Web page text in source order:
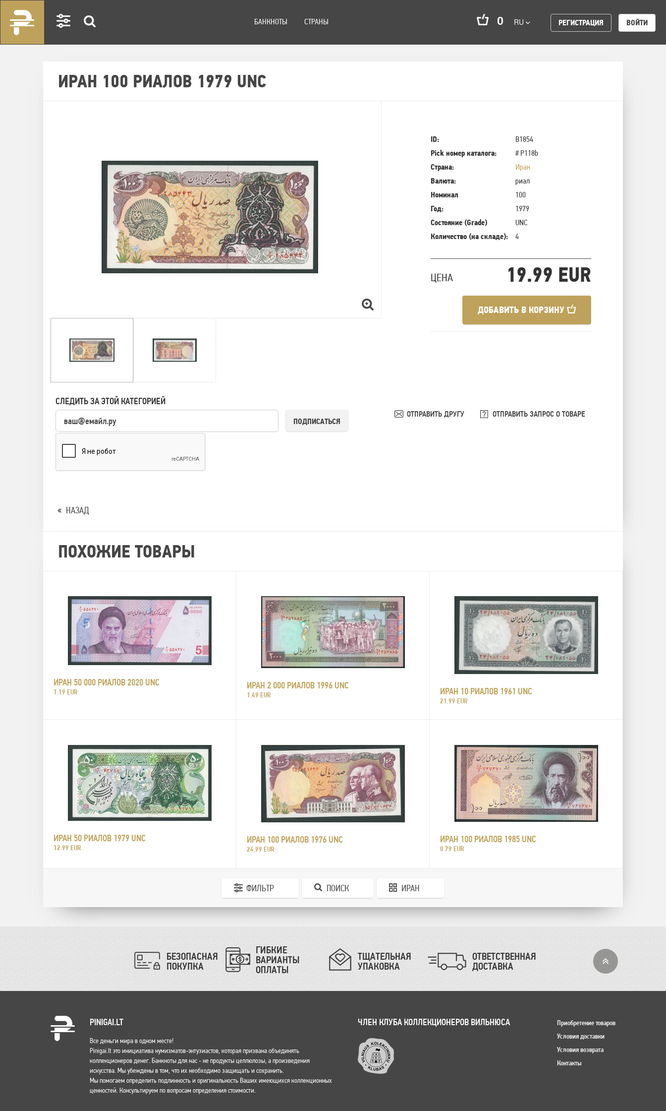
БАНКНОТЫ СТРАНЫ 0 RU РЕГИСТРАЦИЯ ВОЙТИ
ИРАН 100 РИАЛОВ 1979 UNC
ID:
B1854
Pick номер каталога:
# P118b
Страна:
Иран
Валюта:
риал
Номинал
100
Год:
1979
Состояние (Grade)
UNC
Количество (на складе):
4
ЦЕНА 19.99 EUR
ДОБАВИТЬ В КОРЗИНУ
СЛЕДИТЬ ЗА ЭТОЙ КАТЕГОРИЕЙ
ПОДПИСАТЬСЯ
ОТПРАВИТЬ ДРУГУ ОТПРАВИТЬ ЗАПРОС О ТОВАРЕ
НАЗАД
ПОХОЖИЕ ТОВАРЫ
ИРАН 50 000 РИАЛОВ 2020 UNC
1.19 EUR
ИРАН 2 000 РИАЛОВ 1996 UNC
1.49 EUR ИРАН 10 РИАЛОВ 1961 UNC
21.99 EUR
ИРАН 50 РИАЛОВ 1979 UNC
12.99 EUR
ИРАН 100 РИАЛОВ 1976 UNC
24.99 EUR
ИРАН 100 РИАЛОВ 1985 UNC
0.79 EUR
ФИЛЬТР ПОИСК ИРАН
БЕЗОПАСНАЯ
ПОКУПКА
ГИБКИЕ
ВАРИАНТЫ
ОПЛАТЫ
ТЩАТЕЛЬНАЯ
УПАКОВКА
ОТВЕТСТВЕННАЯ
ДОСТАВКА
PINIGAI.LT
Все деньги мира в одном месте!
Pinigai.lt это инициатива нумизматов-энтузиастов, которая призвана объединять
коллекционеров денег. Банкноты для нас - не продукты целлюлозы, а произведения
искусства. Мы убеждены в том, что их необходимо защищать и сохранить.
Мы помогаем определить подлинность и оригинальность Ваших имеющихся коллекционных
ценностей. Консультируем по вопросам определения стоимости.
ЧЛЕН КЛУБА КОЛЛЕКЦИОНЕРОВ ВИЛЬНЮСА
Приобретение товаров
Условия доставки
Условия возврата
Контакты